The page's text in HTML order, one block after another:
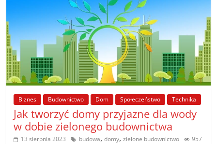
Biznes Budownictwo Dom Społeczeństwo Technika
Jak tworzyć domy przyjazne dla wody
w dobie zielonego budownictwa
13 sierpnia 2023 budowa,domy,zielone budownictwo
957